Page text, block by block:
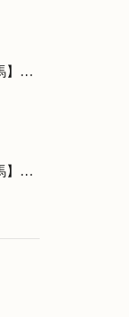
【東京都練馬区練馬】清掃求人★1日3h/週5日/祝日お休み★南田中在住の方歓迎
【東京都練馬区練馬】清掃求人★1日3h/週5日/祝日お休み★南大泉在住の方歓迎